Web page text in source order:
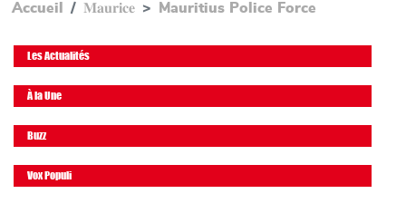
Accueil 𝐌𝐚𝐮𝐫𝐢𝐜𝐞 Mauritius Police Force
Les Actualités
À la Une
Buzz
Vox Populi